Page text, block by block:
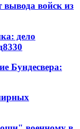
вывода войск из
дело
8330
Бундесвера: